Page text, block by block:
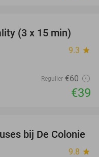
35%
(3 x 15 min)
9.3 star
Regulier €60
€39
45%
bij De Colonie
9.8 star